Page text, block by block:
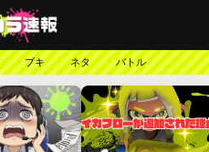
ブキ ネタ バトル